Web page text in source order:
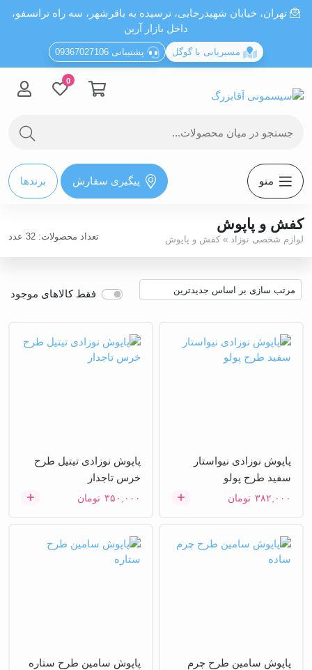
تهران، خيابان شهيدرجايى، نرسیده به باقرشهر، سه راه ترانسفو،
داخل بازار آرین
مسیریابی با گوگل پشتیبانی 09367027106
0
منو پیگیری سفارش برندها
کفش و پاپوش
لوازم شخصی نوزاد » کفش و پاپوش تعداد محصولات: 32 عدد
فقط کالاهای موجود
پاپوش نوزادی نیواستار
سفید طرح پولو
۳۸۲,۰۰۰ تومان
پاپوش نوزادی تیتیل طرح
خرس تاجدار
۳۵۰,۰۰۰ تومان
پاپوش سامین طرح چرم
پاپوش سامین طرح ستاره